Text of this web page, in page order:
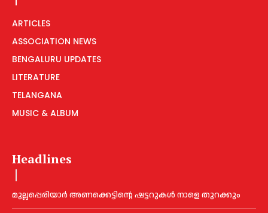
ARTICLES
ASSOCIATION NEWS
BENGALURU UPDATES
LITERATURE
TELANGANA
MUSIC & ALBUM
Headlines
മുല്ലപ്പെരിയാര്‍ അണക്കെട്ടിന്റെ ഷട്ടറുകള്‍ നാളെ തുറക്കും